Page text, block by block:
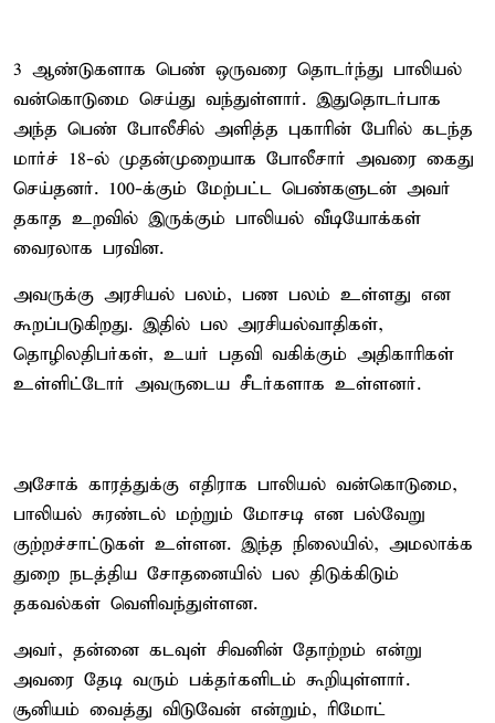
3 ஆண்டுகளாக பெண் ஒருவரை தொடர்ந்து பாலியல்
வன்கொடுமை செய்து வந்துள்ளார். இதுதொடர்பாக
அந்த பெண் போலீசில் அளித்த புகாரின் பேரில் கடந்த
மார்ச் 18-ல் முதன்முறையாக போலீசார் அவரை கைது
செய்தனர். 100-க்கும் மேற்பட்ட பெண்களுடன் அவர்
தகாத உறவில் இருக்கும் பாலியல் வீடியோக்கள்
வைரலாக பரவின.
அவருக்கு அரசியல் பலம், பண பலம் உள்ளது என
கூறப்படுகிறது. இதில் பல அரசியல்வாதிகள்,
தொழிலதிபர்கள், உயர் பதவி வகிக்கும் அதிகாரிகள்
உள்ளிட்டோர் அவருடைய சீடர்களாக உள்ளனர்.
அசோக் காரத்துக்கு எதிராக பாலியல் வன்கொடுமை,
பாலியல் சுரண்டல் மற்றும் மோசடி என பல்வேறு
குற்றச்சாட்டுகள் உள்ளன. இந்த நிலையில், அமலாக்க
துறை நடத்திய சோதனையில் பல திடுக்கிடும்
தகவல்கள் வெளிவந்துள்ளன.
அவர், தன்னை கடவுள் சிவனின் தோற்றம் என்று
அவரை தேடி வரும் பக்தர்களிடம் கூறியுள்ளார்.
சூனியம் வைத்து விடுவேன் என்றும், ரிமோட்